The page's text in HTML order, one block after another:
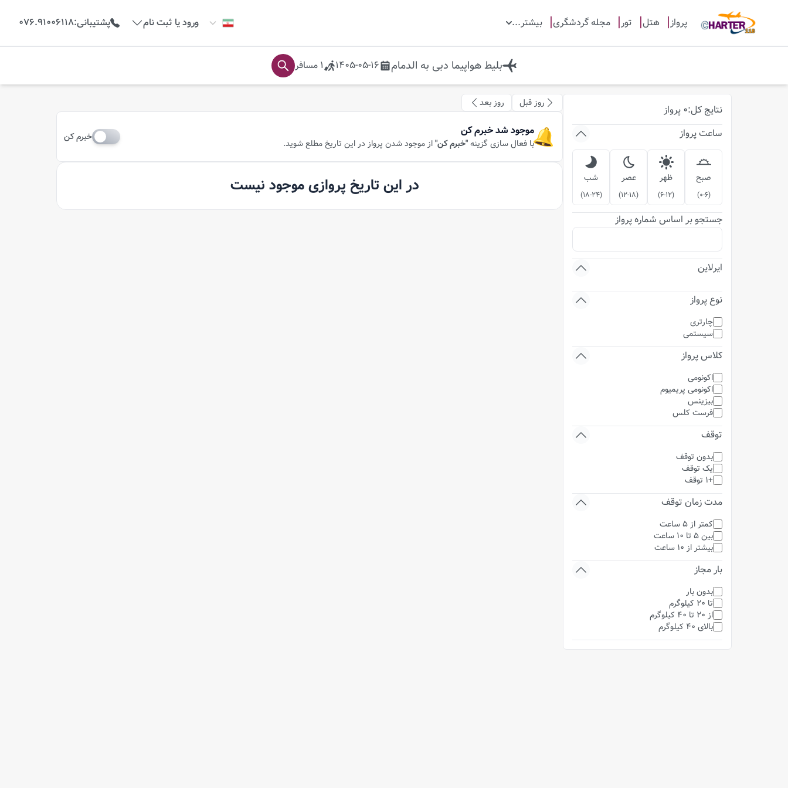
پرواز هتل تور مجله گردشگری بیشتر... ورود یا ثبت نام پشتیبانی:
076.91006118
بلیط هواپیما دبی به الدمام 1405-05-16
1 مسافر
نتایج کل:
0 پرواز
ساعت پرواز
صبح
(
0-6
)
ظهر
(
6-12
)
عصر
(
12-18
)
شب
(
18-24
)
جستجو بر اساس شماره پرواز
ایرلاین
نوع پرواز
چارتری
سیستمی
کلاس پرواز
اکونومی
اکونومی پریمیوم
بیزینس
فرست کلس
توقف
بدون توقف
یک توقف
+1 توقف
مدت زمان توقف
کمتر از 5 ساعت
بین 5 تا 10 ساعت
بیشتر از 10 ساعت
بار مجاز
بدون بار
تا 20 کیلوگرم
از 20 تا 40 کیلوگرم
بالای 40 کیلوگرم
روز قبل روز بعد
موجود شد خبرم کن
با فعال سازی گزینه"خبرم کن"از موجود شدن پرواز در این تاریخ مطلع شوید.
خبرم کن
در این تاریخ پروازی موجود نیست